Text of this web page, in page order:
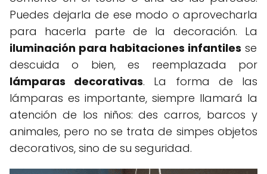
Puedes dejarla de ese modo o aprovecharla
para hacerla parte de la decoración. La
iluminación para habitaciones infantiles se
descuida o bien, es reemplazada por
lámparas decorativas. La forma de las
lámparas es importante, siempre llamará la
atención de los niños: des carros, barcos y
animales, pero no se trata de simpes objetos
decorativos, sino de su seguridad.